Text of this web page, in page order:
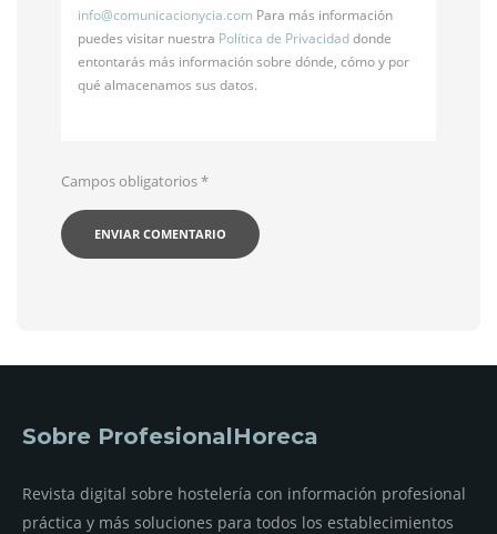
info@comunicacionycia.com Para más información
puedes visitar nuestra Política de Privacidaddonde
entontarás más información sobre dónde, cómo y por
qué almacenamos sus datos.
Campos obligatorios*
Sobre ProfesionalHoreca
Revista digital sobre hostelería con información profesional
práctica y más soluciones para todos los establecimientos